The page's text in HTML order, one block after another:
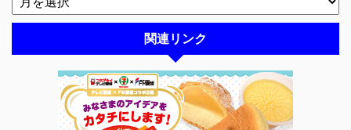
関連リンク